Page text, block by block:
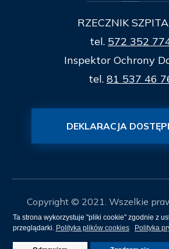
Ta strona wykorzystuje "pliki cookie" zgodnie z
przeglądarki. Polityka plików cookies Polityka
RZECZNIK
tel. 572 352
Inspektor Ochrony
tel. 81 537 46
DEKLARACJA
Copyright © 2021. Wszelkie
Mapa Strony
Projekt i realizacja